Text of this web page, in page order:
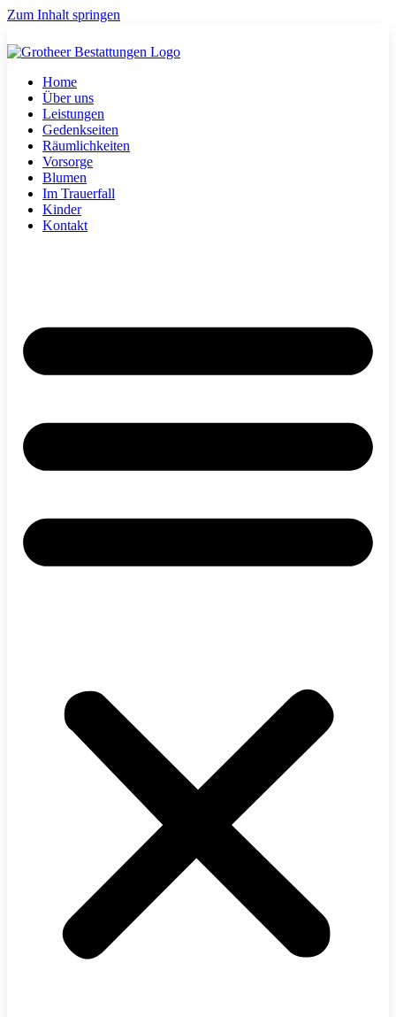
Zum Inhalt springen
Home
Über uns
Leistungen
Gedenkseiten
Räumlichkeiten
Vorsorge
Blumen
Im Trauerfall
Kinder
Kontakt